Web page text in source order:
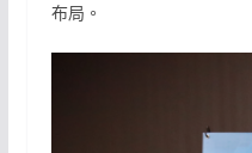
布局。